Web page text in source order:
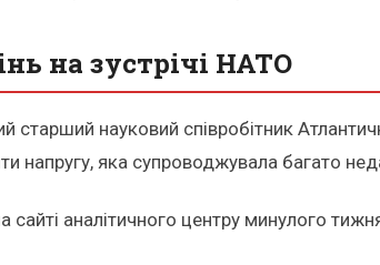
на зустрічі НАТО
старший науковий співробітник
напругу, яка супроводжувала багато
сайті аналітичного центру минулого